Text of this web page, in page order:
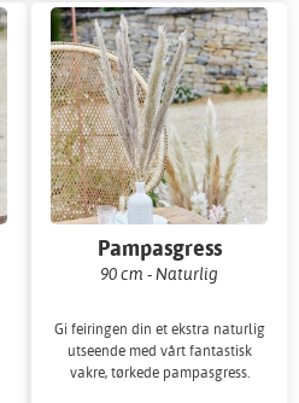
Pampasgress
90 cm - Naturlig
Gi feiringen din et ekstra naturlig
utseende med vårt fantastisk
vakre, tørkede pampasgress.